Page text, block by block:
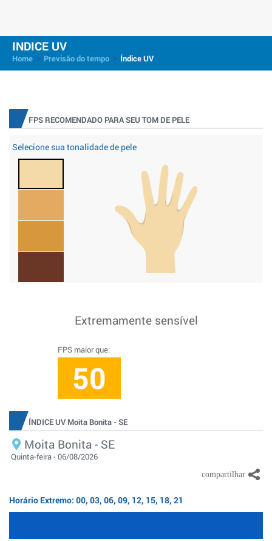
INDICE UV
Home Previsão do tempo Índice UV
FPS RECOMENDADO PARA SEU TOM DE PELE
Selecione sua tonalidade de pele
Extremamente sensível
FPS maior que:
50
ÍNDICE UV Moita Bonita - SE
Moita Bonita - SE
Quinta-feira - 06/08/2026
Horário Extremo: 00, 03, 06, 09, 12, 15, 18, 21